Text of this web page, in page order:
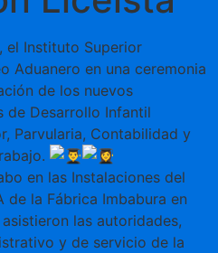
el Instituto Superior
Aduanero en una ceremonia
de los nuevos
de Desarrollo Infantil
Parvularia, Contabilidad y
en las Instalaciones del
la Fábrica Imbabura en
las autoridades,
y de servicio de la